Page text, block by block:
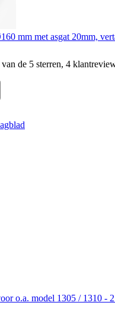
mm met asgat 20mm,
de 5 sterren, 4
o.a. model 1305 / 1310 -